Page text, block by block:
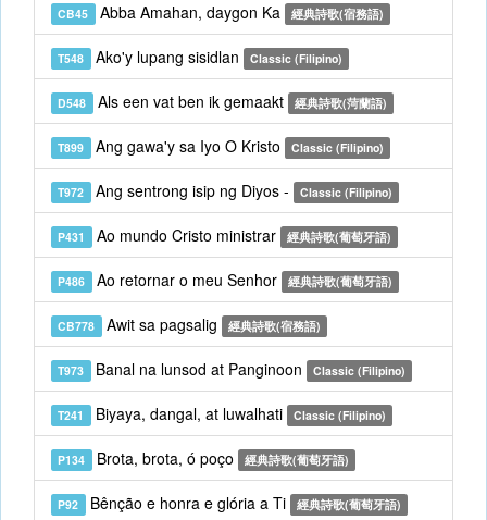
CB45 Abba Amahan, daygon Ka 經典詩歌(宿務語)
T548 Ako'y lupang sisidlan Classic (Filipino)
D548 Als een vat ben ik gemaakt 經典詩歌(菏蘭語)
T899 Ang gawa'y sa Iyo O Kristo Classic (Filipino)
T972 Ang sentrong isip ng Diyos - Classic (Filipino)
P431 Ao mundo Cristo ministrar 經典詩歌(葡萄牙語)
P486 Ao retornar o meu Senhor 經典詩歌(葡萄牙語)
CB778 Awit sa pagsalig 經典詩歌(宿務語)
T973 Banal na lunsod at Panginoon Classic (Filipino)
T241 Biyaya, dangal, at luwalhati Classic (Filipino)
P134 Brota, brota, ó poço 經典詩歌(葡萄牙語)
P92 Bênção e honra e glória a Ti 經典詩歌(葡萄牙語)